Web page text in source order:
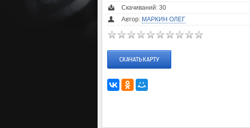
Скачиваний: 30
Автор: МАРКИН ОЛЕГ
СКАЧАТЬ КАРТУ